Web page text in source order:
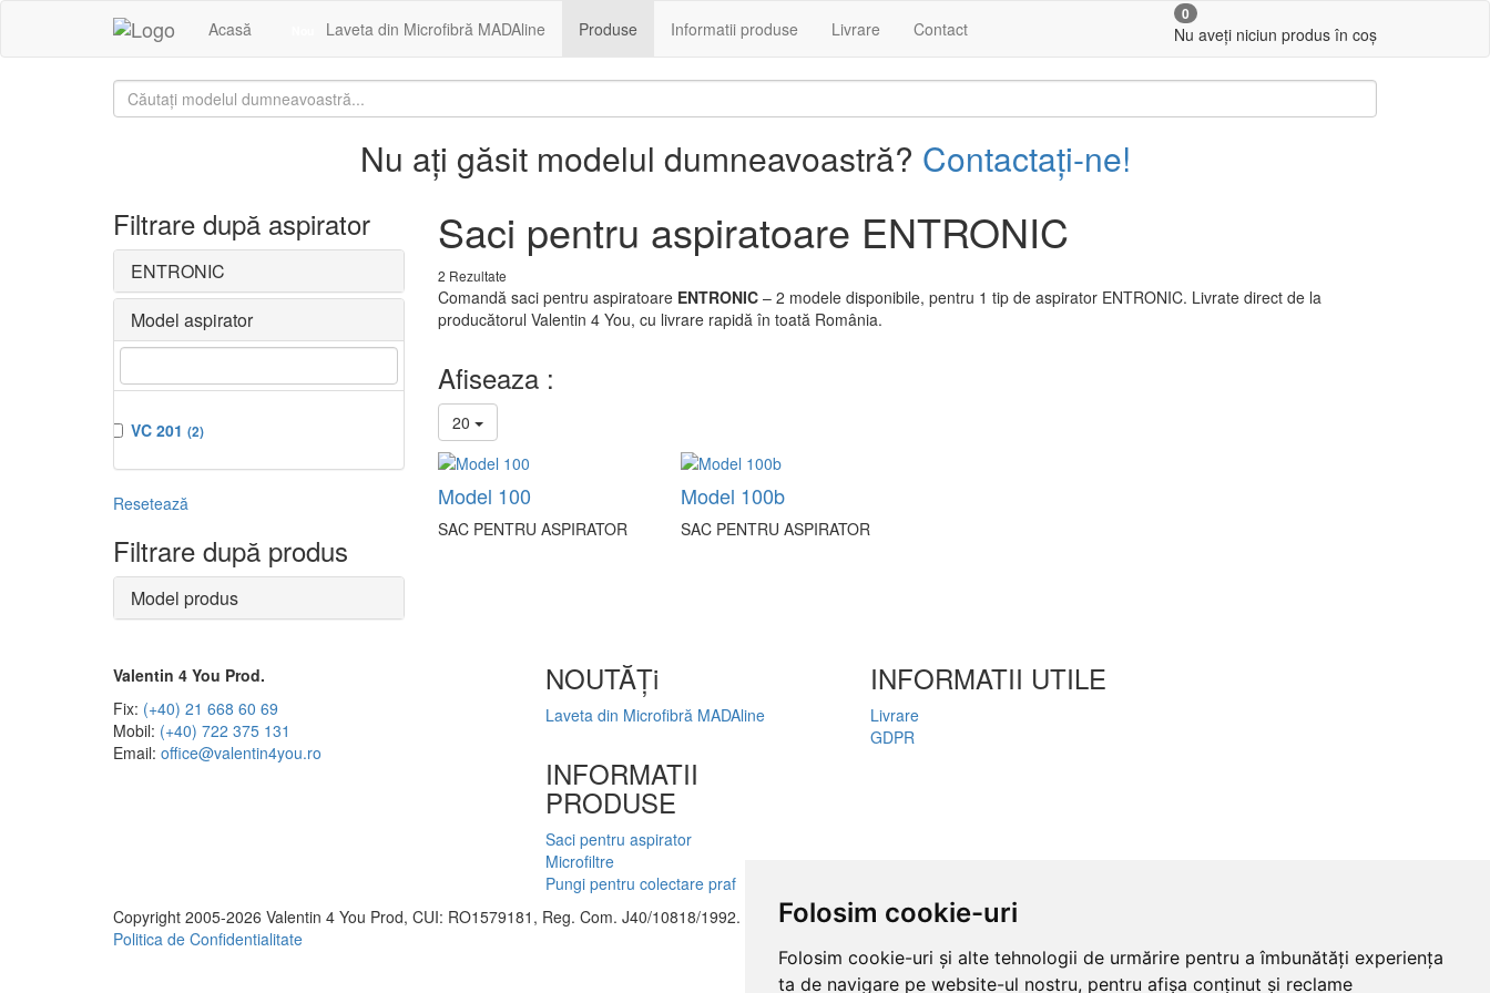
Folosim cookie-uri
Folosim cookie-uri și alte tehnologii de urmărire pentru a îmbunătăți experiența
ta de navigare pe website-ul nostru, pentru afișa conținut și reclame
0
Nu aveți niciun produs în coș
Acasă Laveta din Microfibră MADAline Produse Informatii produse Livrare Contact
Nu ați găsit modelul dumneavoastră? Contactați-ne!
Filtrare după aspirator
ENTRONIC
Model aspirator
VC 201 (2)
Resetează
Filtrare după produs
Model produs
Saci pentru aspiratoare ENTRONIC
2 Rezultate
Comandă saci pentru aspiratoare ENTRONIC– 2 modele disponibile, pentru 1 tip de aspirator ENTRONIC. Livrate direct de la
producătorul Valentin 4 You, cu livrare rapidă în toată România.
Afiseaza :
20
Model 100
SAC PENTRU ASPIRATOR
Model 100b
SAC PENTRU ASPIRATOR
Valentin 4 You Prod.
Fix: (+40) 21 668 60 69
Mobil: (+40) 722 375 131
Email: office@valentin4you.ro
NOUTĂȚi
Laveta din Microfibră MADAline
INFORMATII
PRODUSE
Saci pentru aspirator
Microfiltre
Pungi pentru colectare praf
INFORMATII UTILE
Livrare
GDPR
Copyright 2005-2026 Valentin 4 You Prod, CUI: RO1579181, Reg. Com. J40/10818/1992. Toate drepturile rezervate.
Politica de Confidentialitate